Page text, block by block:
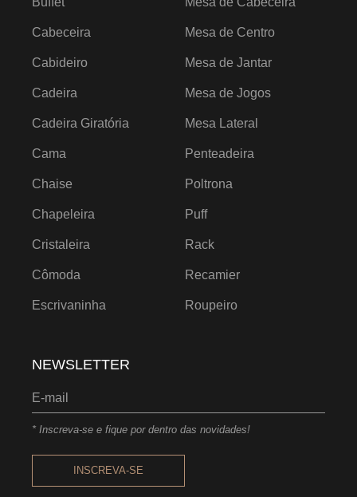
Cabeceira
Cabideiro
Cadeira
Cadeira Giratória
Cama
Chaise
Chapeleira
Cristaleira
Cômoda
Escrivaninha
Mesa de Centro
Mesa de Jantar
Mesa de Jogos
Mesa Lateral
Penteadeira
Poltrona
Puff
Rack
Recamier
Roupeiro
NEWSLETTER
* Inscreva-se e fique por dentro das novidades!
INSCREVA-SE